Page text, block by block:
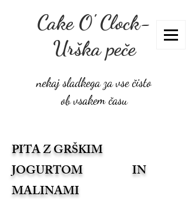
Cake O' Clock-
Urška peče
nekaj sladkega za vse čisto
ob vsakem času
PITA Z GRŠKIM
JOGURTOM IN
MALINAMI